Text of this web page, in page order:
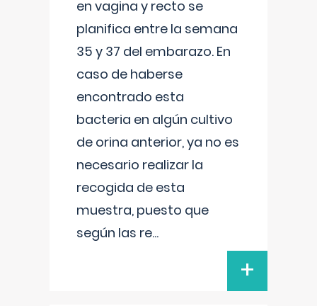
en vagina y recto se
planifica entre la semana
35 y 37 del embarazo. En
caso de haberse
encontrado esta
bacteria en algún cultivo
de orina anterior, ya no es
necesario realizar la
recogida de esta
muestra, puesto que
según las re...
+